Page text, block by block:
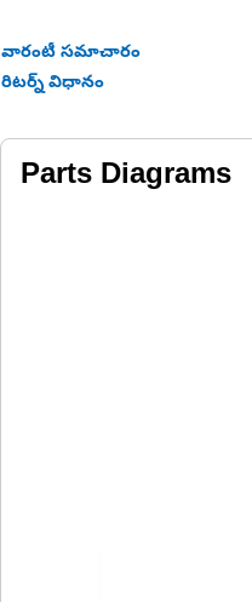
వారంటీ సమాచారం
రిటర్న్ విధానం
Parts Diagrams